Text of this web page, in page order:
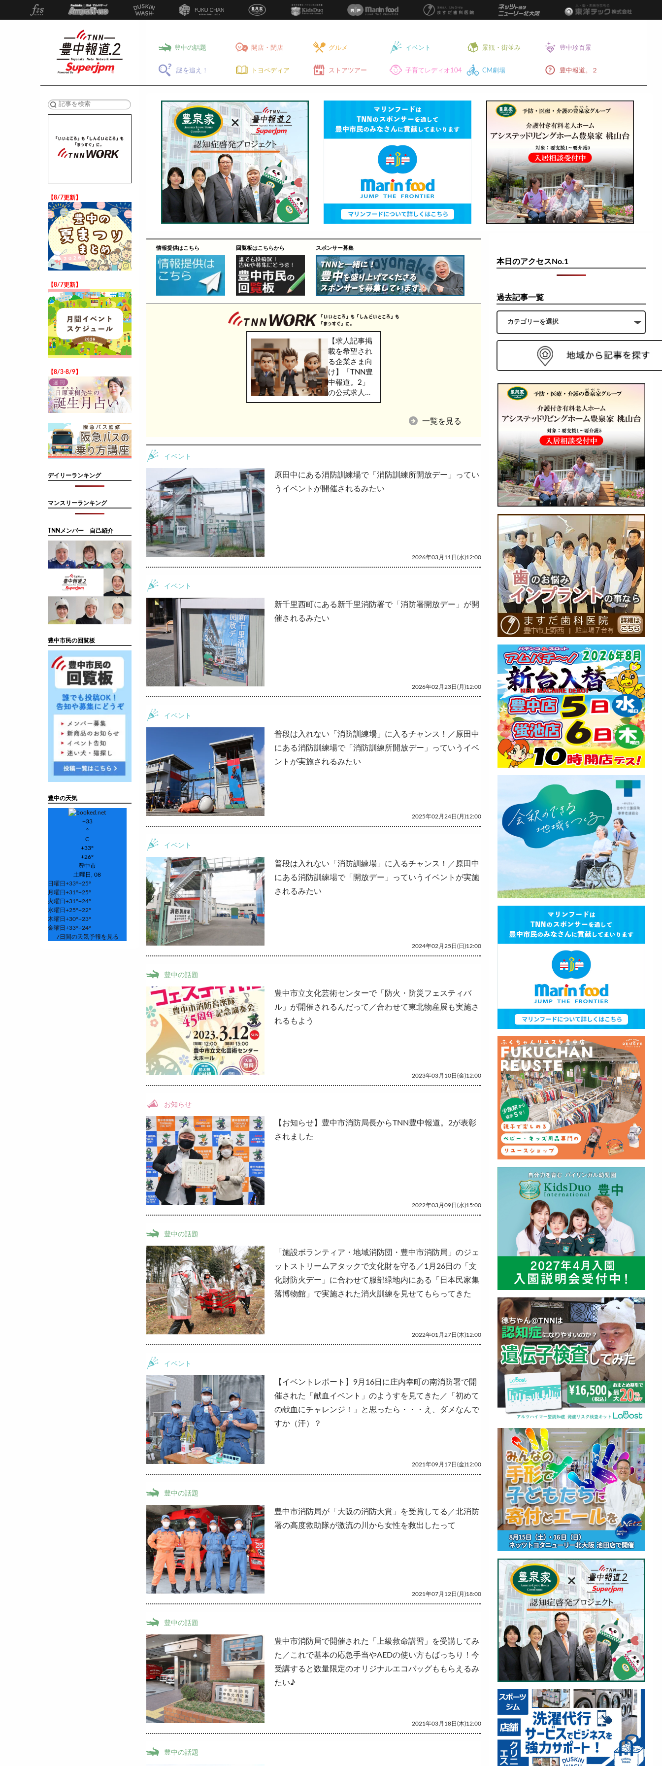
豊中の話題 開店・閉店 グルメ イベント 景観・街並み 豊中珍百景
謎を追え！ トヨペディア ストアツアー 子育てレディオ104 CM劇場 豊中報道。２
情報提供はこちら 回覧板はこちらから スポンサー募集
【求人記事掲
載を希望され
る企業さま向
け】「TNN豊
中報道。2」
の公式求人情
報サービス
して
一覧を見る
イベント
原田中にある消防訓練場で「消防訓練所開放デー」ってい
うイベントが開催されるみたい
2026年03月11日(水)12:00
イベント
新千里西町にある新千里消防署で「消防署開放デー」が開
催されるみたい
2026年02月23日(月)12:00
イベント
普段は入れない「消防訓練場」に入るチャンス！／原田中
にある消防訓練場で「消防訓練所開放デー」っていうイベ
ントが実施されるみたい
2025年02月24日(月)12:00
イベント
普段は入れない「消防訓練場」に入るチャンス！／原田中
にある消防訓練場で「開放デー」っていうイベントが実施
されるみたい
2024年02月25日(日)12:00
豊中の話題
豊中市立文化芸術センターで「防火・防災フェスティバ
ル」が開催されるんだって／合わせて東北物産展も実施さ
れるもよう
2023年03月10日(金)12:00
お知らせ
【お知らせ】豊中市消防局長からTNN豊中報道。2が表彰
されました
2022年03月09日(水)15:00
豊中の話題
「施設ボランティア・地域消防団・豊中市消防局」のジェ
ットストリームアタックで文化財を守る／1月26日の「文
化財防火デー」に合わせて服部緑地内にある「日本民家集
落博物館」で実施された消火訓練を見せてもらってきた
2022年01月27日(木)12:00
イベント
【イベントレポート】9月16日に庄内幸町の南消防署で開
催された「献血イベント」のようすを見てきた／「初めて
の献血にチャレンジ！」と思ったら・・・え、ダメなんで
すか（汗）？
2021年09月17日(金)12:00
豊中の話題
豊中市消防局が「大阪の消防大賞」を受賞してる／北消防
署の高度救助隊が激流の川から女性を救出したって
2021年07月12日(月)18:00
豊中の話題
豊中市消防局で開催された「上級救命講習」を受講してみ
た／これで基本の応急手当やAEDの使い方もばっちり！今
受講すると数量限定のオリジナルエコバッグももらえるみ
たい♪
2021年03月18日(木)12:00
豊中の話題
【8/7更新】
【8/7更新】
【8/3-8/9】
デイリーランキング
マンスリーランキング
TNNメンバー 自己紹介
豊中市民の回覧板
豊中の天気
+33
°
C
+33°
+26°
豊中市
土曜日, 08
日曜日 +33°+25°
月曜日 +31°+25°
火曜日 +31°+24°
水曜日 +25°+22°
木曜日 +30°+23°
金曜日 +33°+24°
7日間の天気予報を見る
本日のアクセスNo.1
過去記事一覧